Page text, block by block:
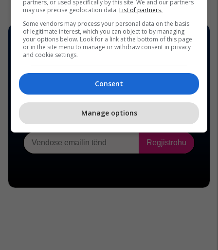
partners, or used specifically by this site. We and our partners
may use precise geolocation data. List of partners.
Some vendors may process your personal data on the basis
of legitimate interest, which you can object to by managing
your options below. Look for a link at the bottom of this page
or in the site menu to manage or withdraw consent in privacy
and cookie settings.
Consent
Manage options